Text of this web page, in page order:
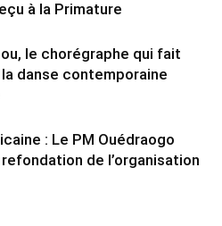
à la Primature
le chorégraphe qui fait
danse contemporaine
: Le PM Ouédraogo
de l’organisation